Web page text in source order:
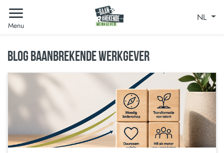
Menu
NL
BLOG BAANBREKENDE WERKGEVER